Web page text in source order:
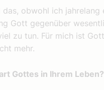
obwohl ich
Gott gegenüber
zu tun. Für mich ist
mehr.
Gottes in Ihrem Leben?